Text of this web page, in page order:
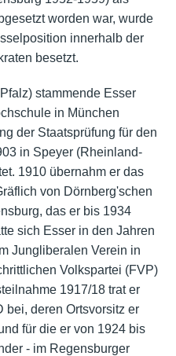
worden war, wurde
innerhalb der
besetzt.
stammende Esser
in München
der Staatsprüfung für den
in Speyer (Rheinland-
1910 übernahm er das
von Dörnberg'schen
das er bis 1934
sich Esser in den Jahren
Jungliberalen Verein in
Volkspartei (FVP)
1917/18 trat er
bei, deren Ortsvorsitz er
für die er von 1924 bis
- im Regensburger